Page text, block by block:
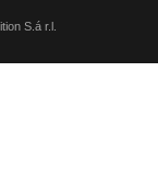
S.á r.l.